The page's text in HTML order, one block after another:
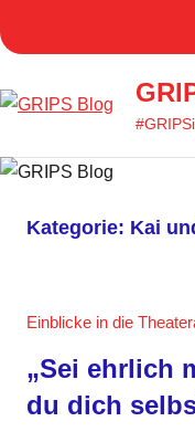
Inhalt
Kategorie: Kai
Einblicke in die
„Sei ehrlich
du dich